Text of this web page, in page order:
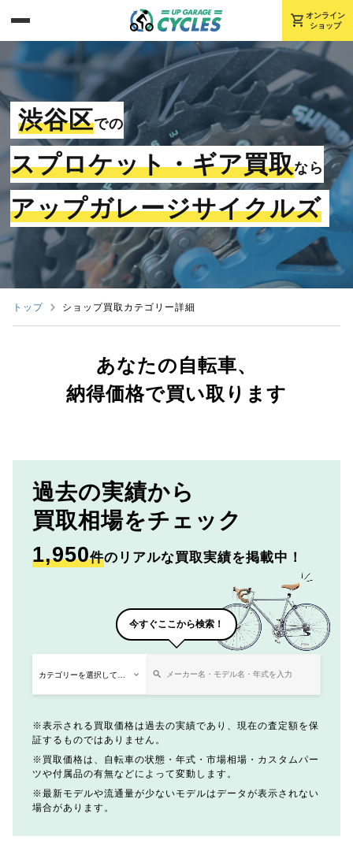
shopping_cart オンライン
ショップ
渋谷区での
スプロケット・ギア買取なら
アップガレージサイクルズ
トップ ショップ買取カテゴリー詳細
あなたの自転車、
納得価格で買い取ります
過去の実績から
買取相場をチェック
1,950件のリアルな買取実績を掲載中！
今すぐここから検索！
表示される買取価格は過去の実績であり、現在の査定額を保
証するものではありません。
買取価格は、自転車の状態・年式・市場相場・カスタムパー
ツや付属品の有無などによって変動します。
最新モデルや流通量が少ないモデルはデータが表示されない
場合があります。